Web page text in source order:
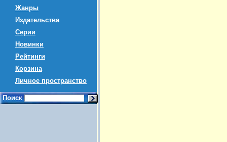
Жанры
Издательства
Серии
Новинки
Рейтинги
Корзина
Личное пространство
Поиск